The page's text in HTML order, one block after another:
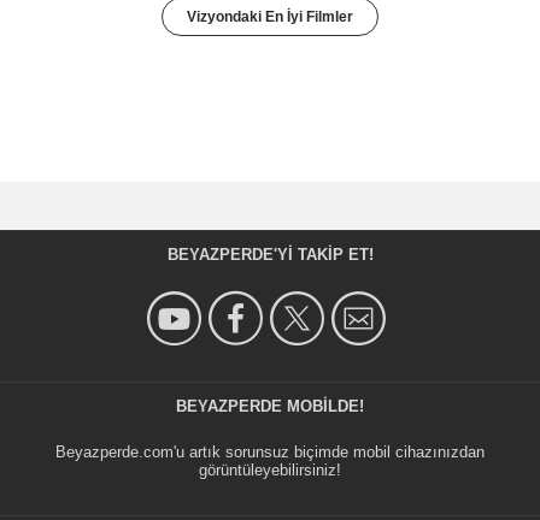
Vizyondaki En İyi Filmler
BEYAZPERDE'YI TAKIP ET!
BEYAZPERDE MOBILDE!
Beyazperde.com'u artık sorunsuz biçimde mobil cihazınızdan
görüntüleyebilirsiniz!